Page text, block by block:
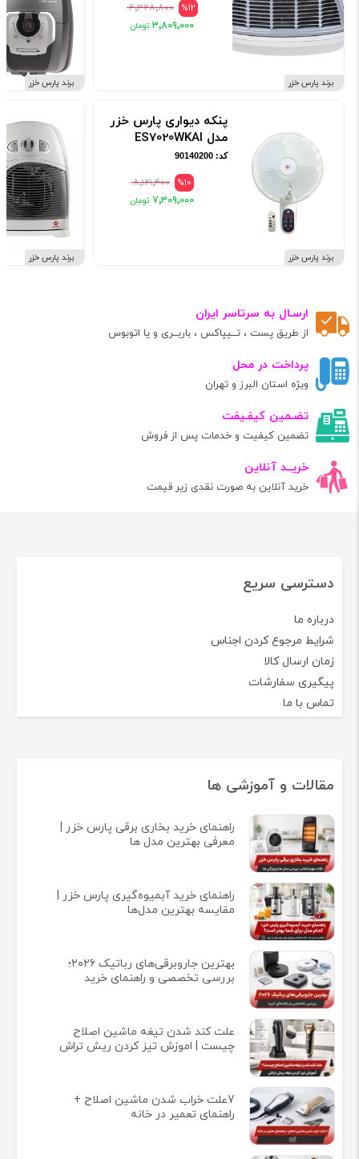
برند پارس خزر
%12 ۴٬۳۲۸٬۸۰۰
۳٬۸۰۹٬۰۰۰
برند پارس خزر
پنکه دیواری پارس خزر
مدل ES7020WKAI
کد: 90140200
%10 ۸٬۱۲۱٬۴۰۰
۷٬۳۰۹٬۰۰۰
برند پارس خزر
برند پارس خزر
ارسـال به سرتاسر ایران
از طریق پست ، تــیپاکس ، باربــری و یا اتوبوس
پرداخت در محل
ویژه استان البرز و تهران
تضـمین کیفـیفت
تضمین کیفیت و خدمات پس از فروش
خریــد آنلاین
خرید آنلاین به صورت نقدی زیر قیمت
دسترسی سریع
درباره ما
شرایط مرجوع کردن اجناس
زمان ارسال کالا
پیگیری سفارشات
تماس با ما
مقالات و آموزشی ها
راهنمای خرید بخاری برقی پارس خزر |
معرفی بهترین مدل ها
راهنمای خرید آبمیوه‌گیری پارس خزر |
مقایسه بهترین مدل‌ها
بهترین جاروبرقی‌های رباتیک ۲۰۲۶؛
بررسی تخصصی و راهنمای خرید
علت کند شدن تیغه ماشین اصلاح
چیست | اموزش تیز کردن ریش تراش
7علت خراب شدن ماشین اصلاح +
راهنمای تعمیر در خانه